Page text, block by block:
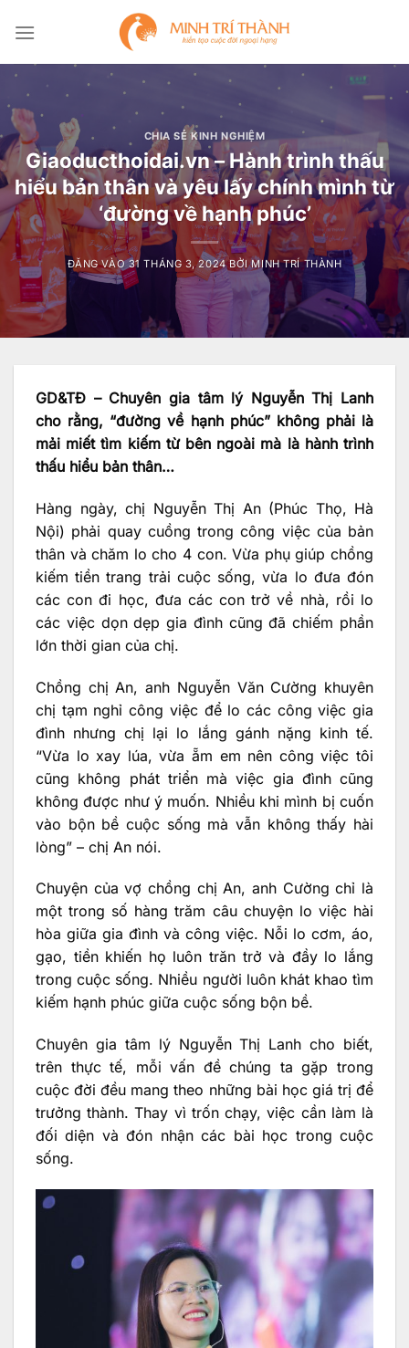
qua
dung
CHIA SẺ KINH NGHIỆM
Giaoducthoidai.vn – Hành trình thấu
hiểu bản thân và yêu lấy chính mình từ
‘đường về hạnh phúc’
ĐĂNG VÀO31 THÁNG 3, 2024 BỞIMINH TRÍ THÀNH
GD&TĐ – Chuyên gia tâm lý Nguyễn Thị Lanh
cho rằng, “đường về hạnh phúc” không phải là
mải miết tìm kiếm từ bên ngoài mà là hành trình
thấu hiểu bản thân…
Hàng ngày, chị Nguyễn Thị An (Phúc Thọ, Hà
Nội) phải quay cuồng trong công việc của bản
thân và chăm lo cho 4 con. Vừa phụ giúp chồng
kiếm tiền trang trải cuộc sống, vừa lo đưa đón
các con đi học, đưa các con trở về nhà, rồi lo
các việc dọn dẹp gia đình cũng đã chiếm phần
lớn thời gian của chị.
Chồng chị An, anh Nguyễn Văn Cường khuyên
chị tạm nghỉ công việc để lo các công việc gia
đình nhưng chị lại lo lắng gánh nặng kinh tế.
“Vừa lo xay lúa, vừa ẵm em nên công việc tôi
cũng không phát triển mà việc gia đình cũng
không được như ý muốn. Nhiều khi mình bị cuốn
vào bộn bề cuộc sống mà vẫn không thấy hài
lòng” – chị An nói.
Chuyện của vợ chồng chị An, anh Cường chỉ là
một trong số hàng trăm câu chuyện lo việc hài
hòa giữa gia đình và công việc. Nỗi lo cơm, áo,
gạo, tiền khiến họ luôn trăn trở và đầy lo lắng
trong cuộc sống. Nhiều người luôn khát khao tìm
kiếm hạnh phúc giữa cuộc sống bộn bề.
Chuyên gia tâm lý Nguyễn Thị Lanh cho biết,
trên thực tế, mỗi vấn đề chúng ta gặp trong
cuộc đời đều mang theo những bài học giá trị để
trưởng thành. Thay vì trốn chạy, việc cần làm là
đối diện và đón nhận các bài học trong cuộc
sống.